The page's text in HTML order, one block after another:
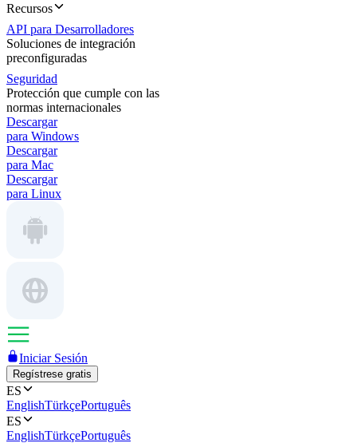
Recursos
API para Desarrolladores
Soluciones de integración
preconfiguradas
Seguridad
Protección que cumple con las
normas internacionales
Descargar
para Windows
Descargar
para Mac
Descargar
para Linux
Iniciar Sesión
Regístrese gratis
ES
EnglishTürkçePortuguês
ES
EnglishTürkçePortuguês